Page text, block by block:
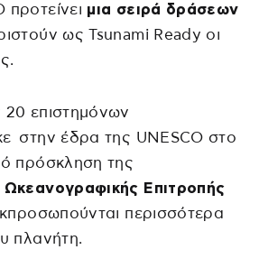
μια σειρά δράσεων
ως Tsunami Ready οι
επιστημόνων
στην έδρα της UNESCO στο
πρόσκληση της
Ωκεανογραφικής Επιτροπής
περισσότερα
πλανήτη.